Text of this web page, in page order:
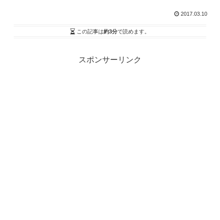
2017.03.10
この記事は約3分で読めます。
スポンサーリンク